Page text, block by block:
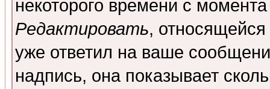
некоторого времени с
Редактировать,
уже ответил на ваше
надпись, она показывает